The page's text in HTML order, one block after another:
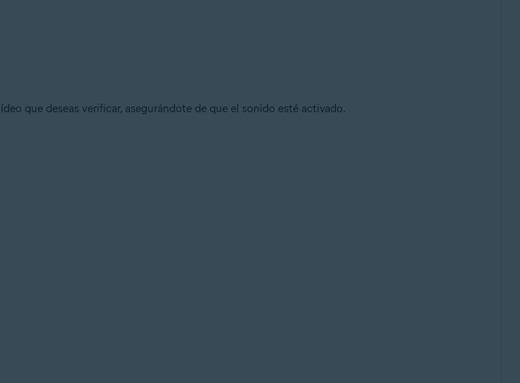
que deseas verificar, asegurándote de que el sonido esté activado.